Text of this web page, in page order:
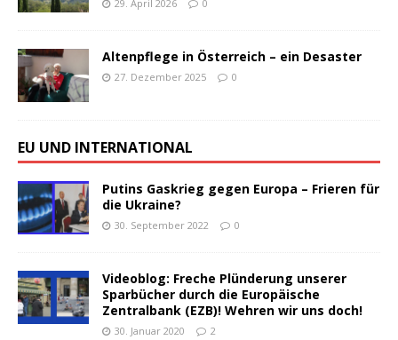
29. April 2026 0
Altenpflege in Österreich – ein Desaster
27. Dezember 2025 0
EU UND INTERNATIONAL
Putins Gaskrieg gegen Europa – Frieren für
die Ukraine?
30. September 2022 0
Videoblog: Freche Plünderung unserer
Sparbücher durch die Europäische
Zentralbank (EZB)! Wehren wir uns doch!
30. Januar 2020 2